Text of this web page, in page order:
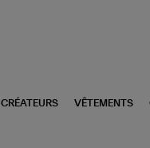
CRÉATEURS VÊTEMENTS